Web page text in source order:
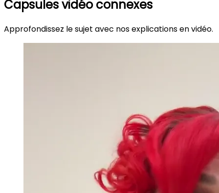
Capsules vidéo connexes
Approfondissez le sujet avec nos explications en vidéo.